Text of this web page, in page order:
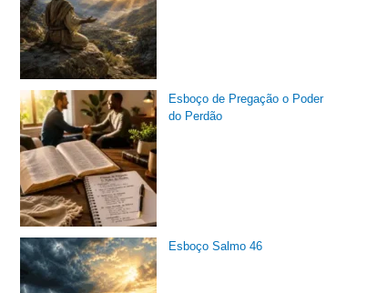
Esboço de Pregação o Poder
do Perdão
Esboço Salmo 46